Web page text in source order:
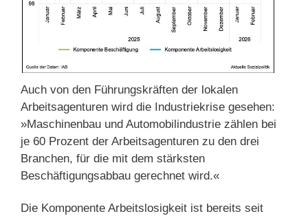
Auch von den Führungskräften der lokalen
Arbeitsagenturen wird die Industriekrise gesehen:
»Maschinenbau und Automobilindustrie zählen bei
je 60 Prozent der Arbeitsagenturen zu den drei
Branchen, für die mit dem stärksten
Beschäftigungsabbau gerechnet wird.«
Die Komponente Arbeitslosigkeit ist bereits seit